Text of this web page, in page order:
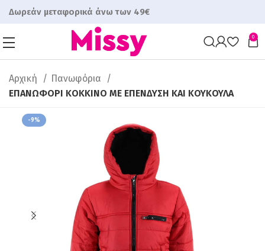
Δωρεάν μεταφορικά άνω των 49€
0
Αρχική
Πανωφόρια
ΕΠΑΝΩΦΟΡΙ ΚΟΚΚΙΝΟ ΜΕ ΕΠΕΝΔΥΣΗ ΚΑΙ ΚΟΥΚΟΥΛΑ
-9%